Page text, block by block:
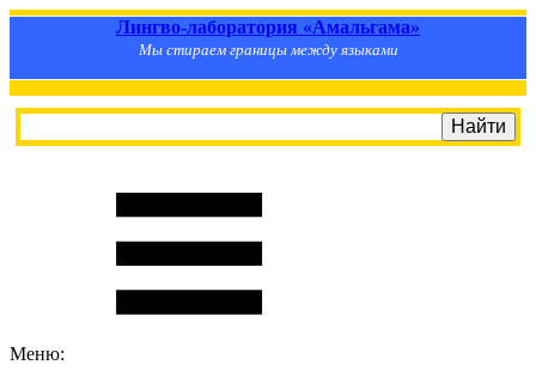
Лингво-лаборатория «Амальгама»
Мы стираем границы между языками
Меню: